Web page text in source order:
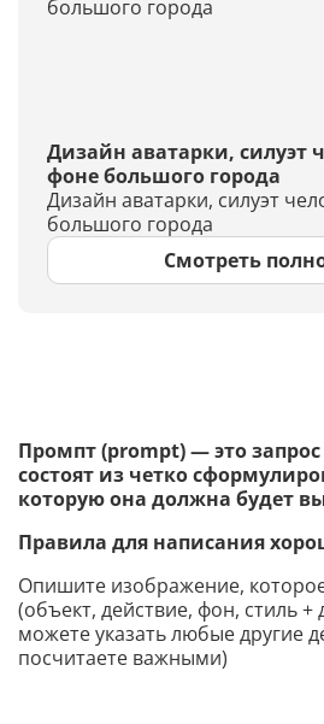
Дизайн аватарки, силуэт
фоне большого города
Дизайн аватарки, силуэт
большого города
Смотреть
Промпт (prompt) — это
состоят из четко
которую она должна будет
Правила для написания
Опишите изображение,
(объект, действие, фон, стиль
можете указать любые другие
посчитаете важными)